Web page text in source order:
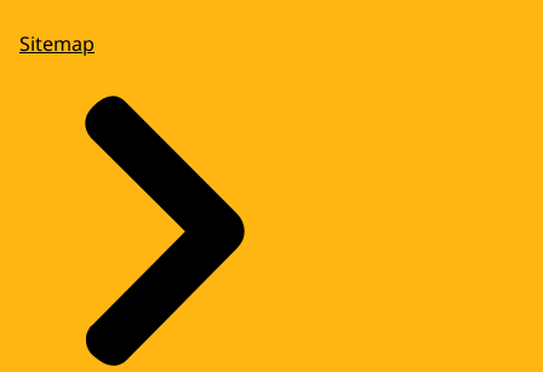
Sitemap